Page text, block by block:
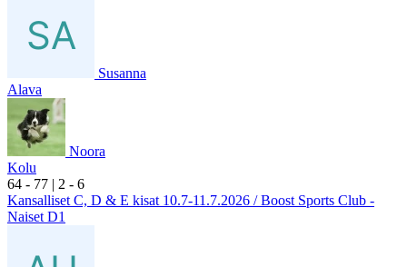
Susanna
Alava
Noora
Kolu
64 - 77 | 2 - 6
Kansalliset C, D & E kisat 10.7-11.7.2026 / Boost Sports Club -
Naiset D1